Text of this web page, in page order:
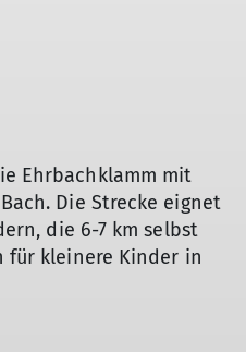
Ehrbachklamm mit
Die Strecke eignet
die 6-7 km selbst
für kleinere Kinder in